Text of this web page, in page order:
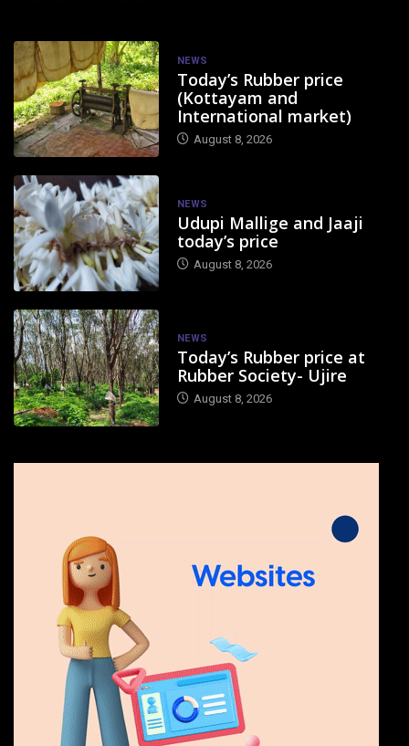
NEWS
Today’s Rubber price
(Kottayam and
International market)
August 8, 2026
NEWS
Udupi Mallige and Jaaji
today’s price
August 8, 2026
NEWS
Today’s Rubber price at
Rubber Society- Ujire
August 8, 2026